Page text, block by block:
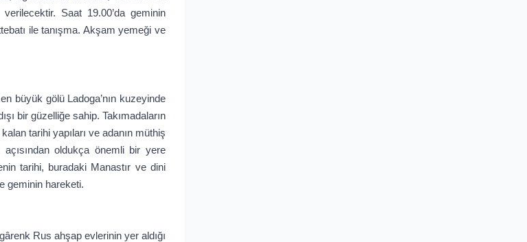
Saat 19.00’da geminin
ile tanışma. Akşam yemeği ve
büyük gölü Ladoga’nın kuzeyinde
bir güzelliğe sahip. Takımadaların
tarihi yapıları ve adanın müthiş
oldukça önemli bir yere
tarihi, buradaki Manastır ve dini
geminin hareketi.
Rus ahşap evlerinin yer aldığı